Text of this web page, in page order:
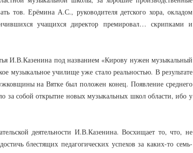
тов. Ерёмина А.С., руководителя детского хора, окладом
учащихся директор премировал… скрипками и
И.В.Казенина под названием «Кирову нужен музыкальный
музыкальное училище уже стало реальностью. В результате
на Вятке был положен конец. Появление среднего
за собой открытие новых музыкальных школ области, ибо у
деятельности И.В.Казенина. Восхищает то, что, не
блестящих педагогических успехов за каких-то семь-